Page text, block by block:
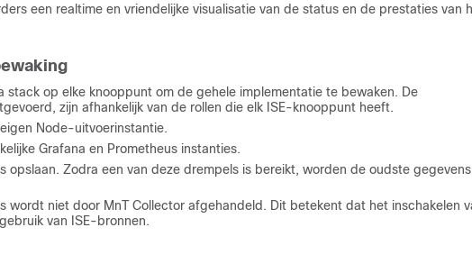
een realtime en vriendelijke visualisatie van de status en de prestaties van
stack op elke knooppunt om de gehele implementatie te bewaken. De
zijn afhankelijk van de rollen die elk ISE-knooppunt heeft.
Node-uitvoerinstantie.
Grafana en Prometheus instanties.
opslaan. Zodra een van deze drempels is bereikt, worden de oudste
wordt niet door MnT Collector afgehandeld. Dit betekent dat het inschakelen
van ISE-bronnen.